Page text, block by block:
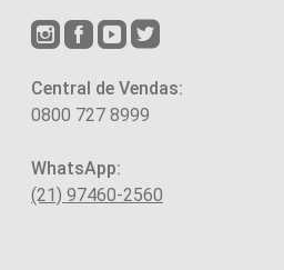
Central de Vendas:
0800 727 8999
WhatsApp:
(21) 97460-2560